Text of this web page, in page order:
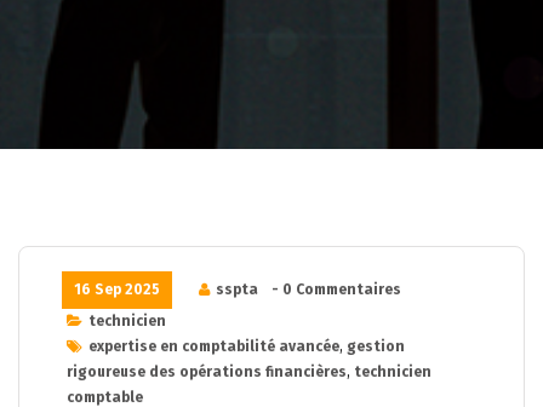
16 Sep 2025 sspta
- 0 Commentaires
technicien
expertise en comptabilité avancée, gestion
rigoureuse des opérations financières, technicien
comptable